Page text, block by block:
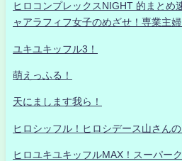
ヒロコンプレックスNIGHT 的まとめ
ャアラフィフ女子のめざせ！専業主
ユキユキッフル3！
萌えっふる！
天にまします我ら！
ヒロシッフル！ヒロシデース山さん
ヒロユキユキッフルMAX！スーパー